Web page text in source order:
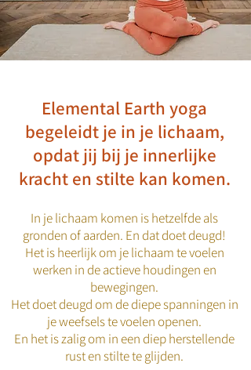
Elemental Earth yoga
begeleidt je in je lichaam,
opdat jij bij je innerlijke
kracht en stilte kan komen.
In je lichaam komen is hetzelfde als
gronden of aarden. En dat doet deugd!
Het is heerlijk om je lichaam te voelen
werken in de actieve houdingen en
bewegingen.
Het doet deugd om de diepe spanningen in
je weefsels te voelen openen.
En het is zalig om in een diep herstellende
rust en stilte te glijden.